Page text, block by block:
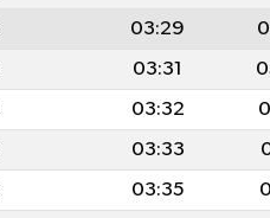
03:29
03:31
03:32
03:33
03:35